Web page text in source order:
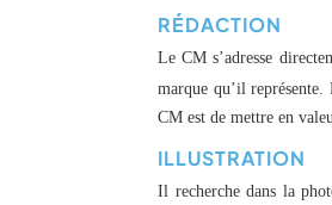
RÉDACTION
Le CM s’adresse
marque qu’il
CM est de mettre en
ILLUSTRATION
Il recherche dans la